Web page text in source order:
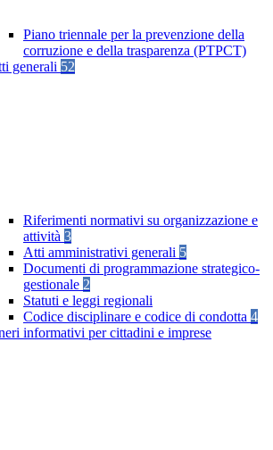
Piano triennale per la prevenzione della
corruzione e della trasparenza (PTPCT)
generali 52
Riferimenti normativi su organizzazione e
attività 3
Atti amministrativi generali 5
Documenti di programmazione strategico-
gestionale 2
Statuti e leggi regionali
Codice disciplinare e codice di condotta 4
informativi per cittadini e imprese